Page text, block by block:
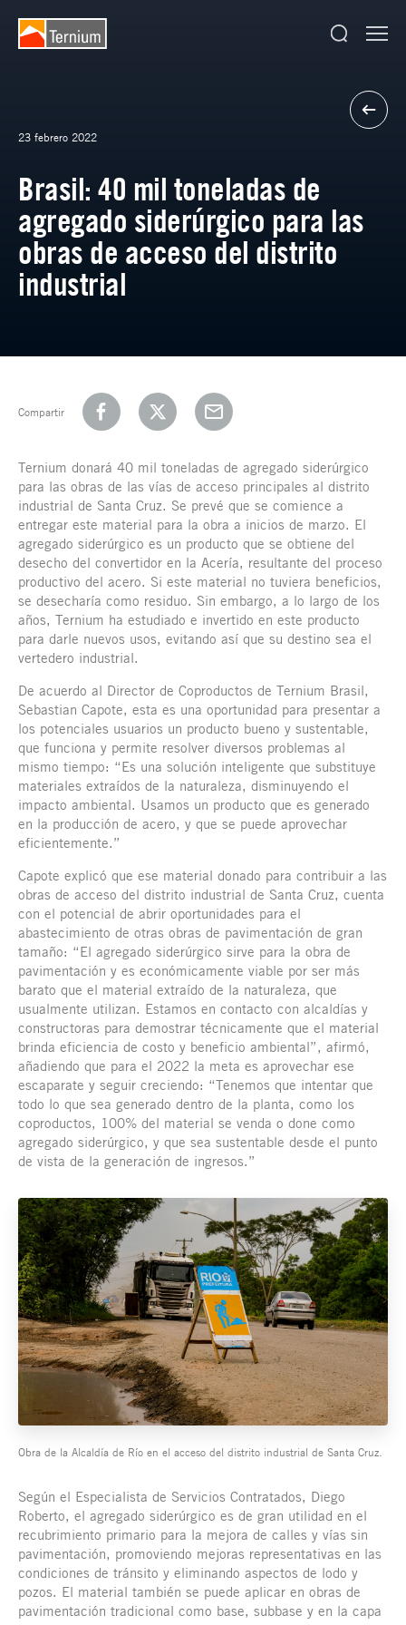
23 febrero 2022
Brasil: 40 mil toneladas de
agregado siderúrgico para las
obras de acceso del distrito
industrial
Compartir
Ternium donará 40 mil toneladas de agregado siderúrgico
para las obras de las vías de acceso principales al distrito
industrial de Santa Cruz. Se prevé que se comience a
entregar este material para la obra a inicios de marzo. El
agregado siderúrgico es un producto que se obtiene del
desecho del convertidor en la Acería, resultante del proceso
productivo del acero. Si este material no tuviera beneficios,
se desecharía como residuo. Sin embargo, a lo largo de los
años, Ternium ha estudiado e invertido en este producto
para darle nuevos usos, evitando así que su destino sea el
vertedero industrial.
De acuerdo al Director de Coproductos de Ternium Brasil,
Sebastian Capote, esta es una oportunidad para presentar a
los potenciales usuarios un producto bueno y sustentable,
que funciona y permite resolver diversos problemas al
mismo tiempo: “Es una solución inteligente que substituye
materiales extraídos de la naturaleza, disminuyendo el
impacto ambiental. Usamos un producto que es generado
en la producción de acero, y que se puede aprovechar
eficientemente.”
Capote explicó que ese material donado para contribuir a las
obras de acceso del distrito industrial de Santa Cruz, cuenta
con el potencial de abrir oportunidades para el
abastecimiento de otras obras de pavimentación de gran
tamaño: “El agregado siderúrgico sirve para la obra de
pavimentación y es económicamente viable por ser más
barato que el material extraído de la naturaleza, que
usualmente utilizan. Estamos en contacto con alcaldías y
constructoras para demostrar técnicamente que el material
brinda eficiencia de costo y beneficio ambiental”, afirmó,
añadiendo que para el 2022 la meta es aprovechar ese
escaparate y seguir creciendo: “Tenemos que intentar que
todo lo que sea generado dentro de la planta, como los
coproductos, 100% del material se venda o done como
agregado siderúrgico, y que sea sustentable desde el punto
de vista de la generación de ingresos.”
Obra de la Alcaldía de Río en el acceso del distrito industrial de Santa Cruz.
Según el Especialista de Servicios Contratados, Diego
Roberto, el agregado siderúrgico es de gran utilidad en el
recubrimiento primario para la mejora de calles y vías sin
pavimentación, promoviendo mejoras representativas en las
condiciones de tránsito y eliminando aspectos de lodo y
pozos. El material también se puede aplicar en obras de
pavimentación tradicional como base, subbase y en la capa